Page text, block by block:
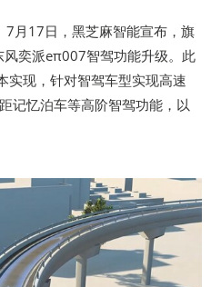
7月17日，黑芝麻智能宣布，旗
奕派eπ007智驾功能升级。此
实现，针对智驾车型实现高速
记忆泊车等高阶智驾功能，以